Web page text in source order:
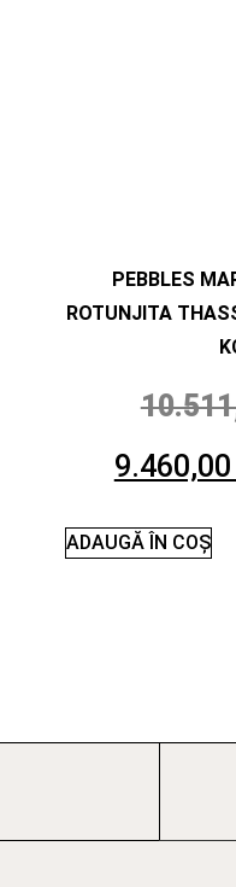
PEBBLES
ROTUNJITA
9.460,00
ADAUGĂ ÎN COȘ